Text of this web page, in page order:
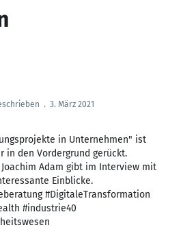
. 3. März 2021
in Unternehmen" ist
in den Vordergrund gerückt.
Adam gibt im Interview mit
Einblicke.
#DigitaleTransformation
#industrie40